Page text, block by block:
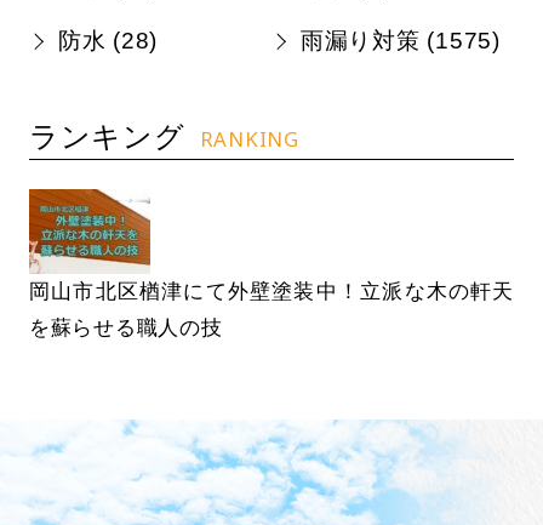
防水 (28) 雨漏り対策 (1575)
ランキング RANKING
岡山市北区楢津にて外壁塗装中！立派な木の軒天
を蘇らせる職人の技